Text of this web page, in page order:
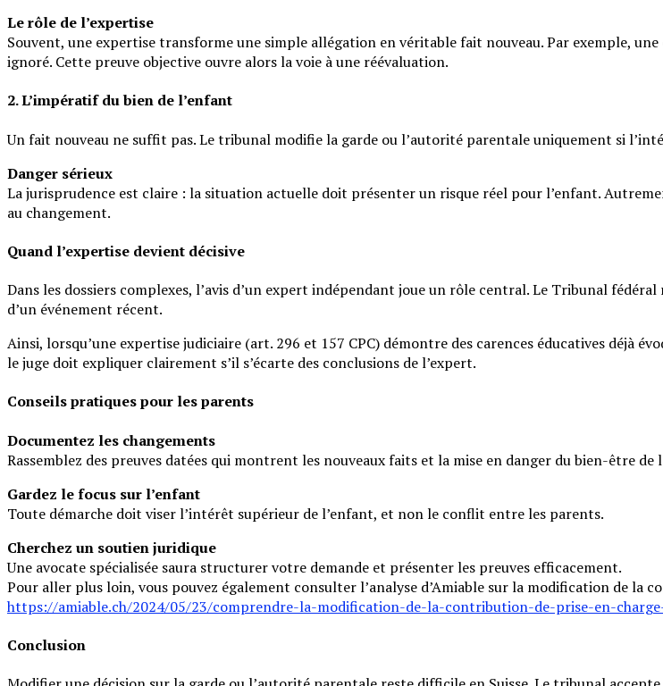
Le rôle de l’expertise
Souvent, une expertise transforme une simple allégation en véritable fait nouveau. Par exemple,
ignoré. Cette preuve objective ouvre alors la voie à une réévaluation.
2. L’impératif du bien de l’enfant
Un fait nouveau ne suffit pas. Le tribunal modifie la garde ou l’autorité parentale uniquement si
Danger sérieux
La jurisprudence est claire : la situation actuelle doit présenter un risque réel pour l’enfant.
au changement.
Quand l’expertise devient décisive
Dans les dossiers complexes, l’avis d’un expert indépendant joue un rôle central. Le Tribunal
d’un événement récent.
Ainsi, lorsqu’une expertise judiciaire (art. 296 et 157 CPC) démontre des carences éducatives déjà
le juge doit expliquer clairement s’il s’écarte des conclusions de l’expert.
Conseils pratiques pour les parents
Documentez les changements
Rassemblez des preuves datées qui montrent les nouveaux faits et la mise en danger du bien-être de
Gardez le focus sur l’enfant
Toute démarche doit viser l’intérêt supérieur de l’enfant, et non le conflit entre les parents.
Cherchez un soutien juridique
Une avocate spécialisée saura structurer votre demande et présenter les preuves efficacement.
Pour aller plus loin, vous pouvez également consulter l’analyse d’Amiable sur la modification de la
https://amiable.ch/2024/05/23/comprendre-la-modification-de-la-contribution-de-prise-en-
Conclusion